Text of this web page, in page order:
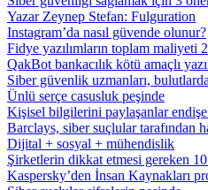
Yazar Zeynep Stefan: Fulguration
Instagram’da nasıl güvende olunur?
Fidye yazılımların toplam maliyeti
QakBot bankacılık kötü amaçlı
Siber güvenlik uzmanları,
Ünlü serçe casusluk peşinde
Kişisel bilgilerini paylaşanlar
Barclays, siber suçlular tarafından
Dijital + sosyal + mühendislik
Şirketlerin dikkat etmesi gereken
Kaspersky’den İnsan Kaynakları